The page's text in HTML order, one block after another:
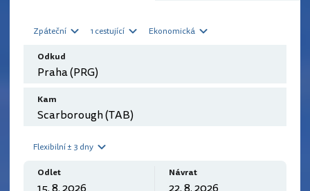
Zpáteční 1 cestující Ekonomická
Odkud
Kam
Flexibilní ± 3 dny
Odlet Návrat